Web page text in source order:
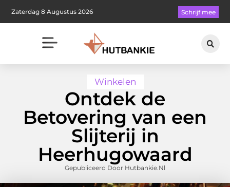
Zaterdag 8 Augustus 2026 Schrijf mee
Winkelen
Ontdek de
Betovering van een
Slijterij in
Heerhugowaard
Gepubliceerd Door Hutbankie.nl